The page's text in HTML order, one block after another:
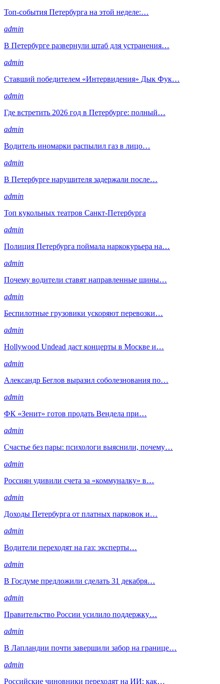
Топ-события Петербурга на этой неделе:…
admin
В Петербурге развернули штаб для устранения…
admin
Ставший победителем «Интервидения» Дык Фук…
admin
Где встретить 2026 год в Петербурге: полный…
admin
Водитель иномарки распылил газ в лицо…
admin
В Петербурге нарушителя задержали после…
admin
Топ кукольных театров Санкт-Петербурга
admin
Полиция Петербурга поймала наркокурьера на…
admin
Почему водители ставят направленные шины…
admin
Беспилотные грузовики ускоряют перевозки…
admin
Hollywood Undead даст концерты в Москве и…
admin
Александр Беглов выразил соболезнования по…
admin
ФК «Зенит» готов продать Вендела при…
admin
Счастье без пары: психологи выяснили, почему…
admin
Россиян удивили счета за «коммуналку» в…
admin
Доходы Петербурга от платных парковок и…
admin
Водители переходят на газ: эксперты…
admin
В Госдуме предложили сделать 31 декабря…
admin
Правительство России усилило поддержку…
admin
В Лапландии почти завершили забор на границе…
admin
Российские чиновники переходят на ИИ: как…